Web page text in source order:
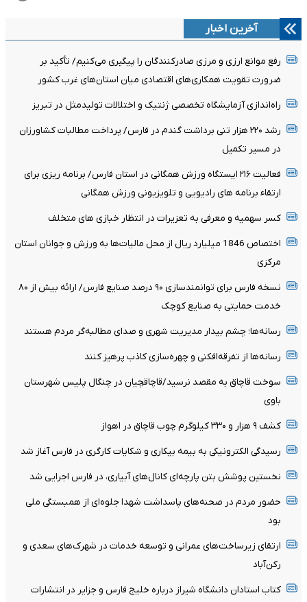
آخرین اخبار
رفع موانع ارزی و مرزی صادرکنندگان را پیگیری می‌کنیم/ تأکید بر
ضرورت تقویت همکاری‌های اقتصادی میان استان‌های غرب کشور
راه‌اندازی آزمایشگاه تخصصی ژنتیک و اختلالات تولیدمثل در تبریز
رشد ۲۲۰ هزار تنی برداشت گندم در فارس/ پرداخت مطالبات کشاورزان
در مسیر تکمیل
فعالیت ۲۱۶ ایستگاه ورزش همگانی در استان فارس/ برنامه ریزی برای
ارتقاء برنامه های رادیویی و تلویزیونی ورزش همگانی
کسر سهمیه و معرفی به تعزیرات در انتظار خبازی های متخلف
اختصاص 1846 میلیارد ریال از محل مالیات‌ها به ورزش و جوانان استان
مرکزی
نسخه فارس برای توانمندسازی ۹۰ درصد صنایع فارس/ ارائه بیش از ۸۰
خدمت حمایتی به صنایع کوچک
رسانه‌ها؛ چشم بیدار مدیریت شهری و صدای مطالبه‌گر مردم هستند
رسانه‌ها از تفرقه‌افکنی و چهره‌سازی کاذب پرهیز کنند
سوخت قاچاق به مقصد نرسید/قاچاقچیان در چنگال پلیس شهرستان
باوی
کشف ۹ هزار و ۳۳۰ کیلوگرم چوب قاچاق در اهواز
رسیدگی الکترونیکی به بیمه بیکاری و شکایات کارگری در فارس آغاز شد
نخستین پوشش بتن پارچه‌ای کانال‌های آبیاری، در فارس اجرایی شد
حضور مردم در صحنه‌های پاسداشت شهدا جلوه‌ای از همبستگی ملی
بود
ارتقای زیرساخت‌های عمرانی و توسعه خدمات در شهرک‌های سعدی و
رکن‌آباد
کتاب استادان دانشگاه شیراز درباره خلیج فارس و جزایر در انتشارات